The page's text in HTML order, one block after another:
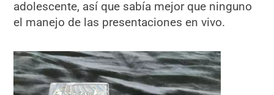
adolescente, así que sabía mejor que ninguno
el manejo de las presentaciones en vivo.